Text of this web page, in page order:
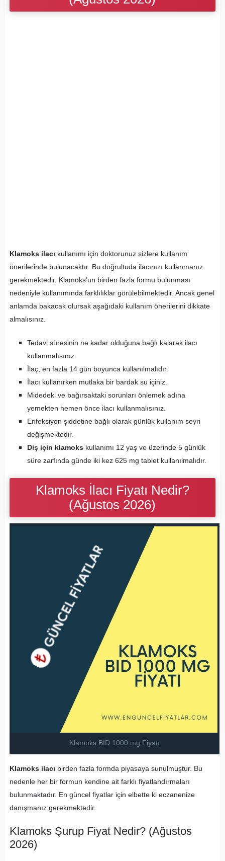
Klamoks ilacı kullanımı için doktorunuz sizlere kullanım
önerilerinde bulunacaktır. Bu doğrultuda ilacınızı kullanmanız
gerekmektedir. Klamoks’un birden fazla formu bulunması
nedeniyle kullanımında farklılıklar görülebilmektedir. Ancak genel
anlamda bakacak olursak aşağıdaki kullanım önerilerini dikkate
almalısınız.
Tedavi süresinin ne kadar olduğuna bağlı kalarak ilacı
kullanmalısınız.
İlaç, en fazla 14 gün boyunca kullanılmalıdır.
İlacı kullanırken mutlaka bir bardak su içiniz.
Midedeki ve bağırsaktaki sorunları önlemek adına
yemekten hemen önce ilacı kullanmalısınız.
Enfeksiyon şiddetine bağlı olarak günlük kullanım seyri
değişmektedir.
Diş için klamokskullanımı 12 yaş ve üzerinde 5 günlük
süre zarfında günde iki kez 625 mg tablet kullanılmalıdır.
Klamoks İlacı Fiyatı Nedir?
(Ağustos 2026)
Klamoks BID 1000 mg Fiyatı
Klamoks ilacı birden fazla formda piyasaya sunulmuştur. Bu
nedenle her bir formun kendine ait farklı fiyatlandırmaları
bulunmaktadır. En güncel fiyatlar için elbette ki eczanenize
danışmanız gerekmektedir.
Klamoks Şurup Fiyat Nedir? (Ağustos
2026)